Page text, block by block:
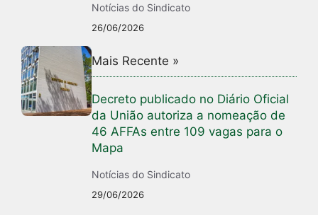
Notícias do Sindicato
26/06/2026
Mais Recente »
Decreto publicado no Diário Oficial
da União autoriza a nomeação de
46 AFFAs entre 109 vagas para o
Mapa
Notícias do Sindicato
29/06/2026